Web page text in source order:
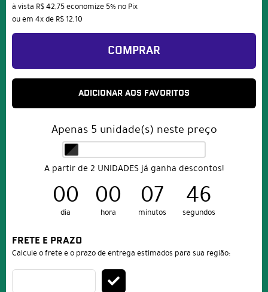
à vista R$ 42,75economize 5% no Pix
ou em 4xde R$ 12,10
COMPRAR
ADICIONAR AOS FAVORITOS
Apenas 5 unidade(s) neste preço
A partir de 2 UNIDADES já ganha descontos!
00
dia
00
hora
07
minutos
46
segundos
FRETE E PRAZO
Calcule o frete e o prazo de entrega estimados para sua região: